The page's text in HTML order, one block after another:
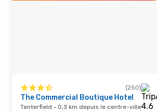
(250)
The Commercial Boutique Hotel
Tenterfield · 0,3 km depuis le centre-ville